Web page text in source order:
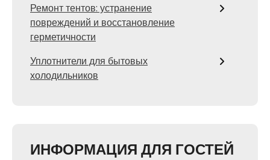
Ремонт тентов: устранение
повреждений и восстановление
герметичности
Уплотнители для бытовых
холодильников
ИНФОРМАЦИЯ ДЛЯ ГОСТЕЙ